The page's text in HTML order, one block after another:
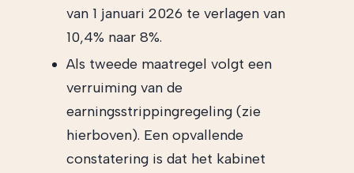
van 1 januari 2026 te verlagen van
10,4% naar 8%.
Als tweede maatregel volgt een
verruiming van de
earningsstrippingregeling (zie
hierboven). Een opvallende
constatering is dat het kabinet